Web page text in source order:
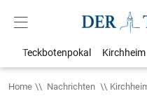
Teckbotenpokal Kirchheim
Home Nachrichten